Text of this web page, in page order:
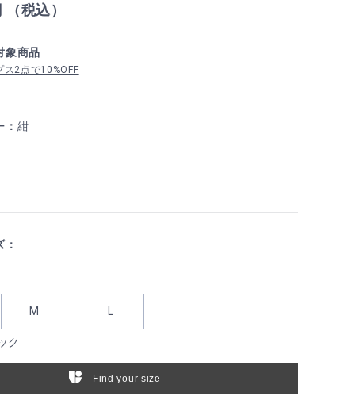
（税込）
象商品
ス2点で10%OFF
紺
M L
ク
Find your size